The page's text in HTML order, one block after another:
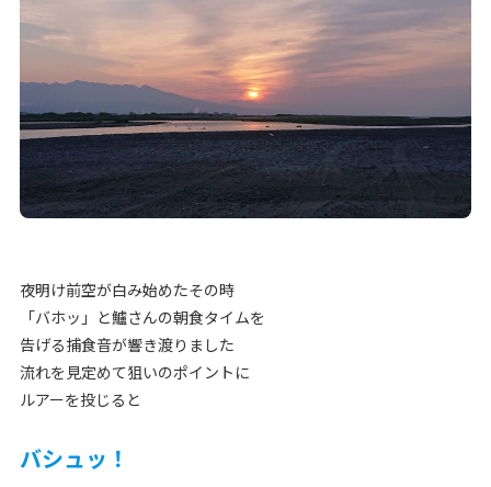
夜明け前空が白み始めたその時
「バホッ」と鱸さんの朝食タイムを
告げる捕食音が響き渡りました
流れを見定めて狙いのポイントに
ルアーを投じると
バシュッ！